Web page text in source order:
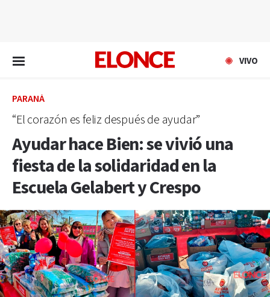
VIVO
PARANÁ
“El corazón es feliz después de ayudar”
Ayudar hace Bien: se vivió una
fiesta de la solidaridad en la
Escuela Gelabert y Crespo